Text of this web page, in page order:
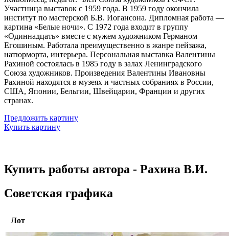
Участница выставок с 1959 года. В 1959 году окончила
институт по мастерской Б.В. Иогансона. Дипломная работа —
картина «Белые ночи». С 1972 года входит в группу
«Одиннадцать» вместе с мужем художником Германом
Егошиным. Работала преимущественно в жанре пейзажа,
натюрморта, интерьера. Персональная выставка Валентины
Рахиной состоялась в 1985 году в залах Ленинградского
Союза художников. Произведения Валентины Ивановны
Рахиной находятся в музеях и частных собраниях в России,
США, Японии, Бельгии, Швейцарии, Франции и других
странах.
Предложить картину
Купить картину
Купить работы автора - Рахина В.И.
Советская графика
Лот